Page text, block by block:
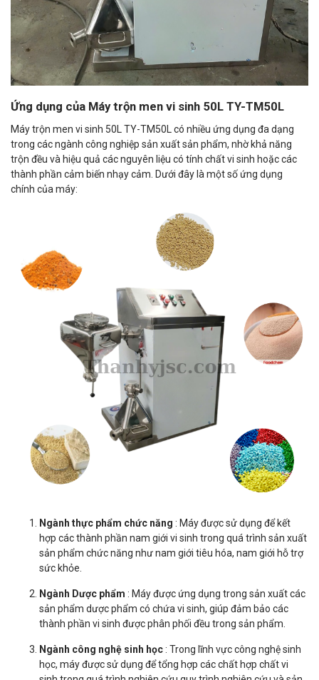
Ứng dụng của Máy trộn men vi sinh 50L TY-TM50L
Máy trộn men vi sinh 50L TY-TM50L có nhiều ứng dụng đa dạng
trong các ngành công nghiệp sản xuất sản phẩm, nhờ khả năng
trộn đều và hiệu quả các nguyên liệu có tính chất vi sinh hoặc các
thành phần cảm biến nhạy cảm. Dưới đây là một số ứng dụng
chính của máy:
Ngành thực phẩm chức năng : Máy được sử dụng để kết
hợp các thành phần nam giới vi sinh trong quá trình sản xuất
sản phẩm chức năng như nam giới tiêu hóa, nam giới hỗ trợ
sức khỏe.
Ngành Dược phẩm : Máy được ứng dụng trong sản xuất các
sản phẩm dược phẩm có chứa vi sinh, giúp đảm bảo các
thành phần vi sinh được phân phối đều trong sản phẩm.
Ngành công nghệ sinh học: Trong lĩnh vực công nghệ sinh
học, máy được sử dụng để tổng hợp các chất hợp chất vi